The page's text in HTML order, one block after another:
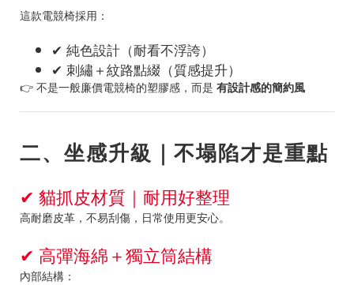
這款電競椅採用：
✔ 純色設計（耐看不浮誇）
✔ 刺繡＋紋路點綴（質感提升）
👉 不是一般廉價電競椅的塑膠感，而是 有設計感的簡約風
二、坐感升級｜不塌陷才是重點
✔ 貓抓皮材質｜耐用好整理
高耐磨皮革，不易刮傷，日常使用更安心。
✔ 高彈海綿＋獨立筒結構
內部結構：